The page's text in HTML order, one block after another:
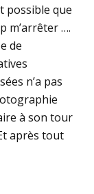
possible que
m’arrêter ….
de
n’a pas
à son tour
après tout